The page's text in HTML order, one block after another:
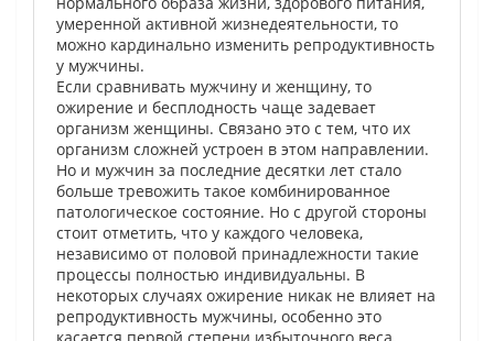
умеренной активной жизнедеятельности, то
можно кардинально изменить репродуктивность
у мужчины.
Если сравнивать мужчину и женщину, то
ожирение и бесплодность чаще задевает
организм женщины. Связано это с тем, что их
организм сложней устроен в этом направлении.
Но и мужчин за последние десятки лет стало
больше тревожить такое комбинированное
патологическое состояние. Но с другой стороны
стоит отметить, что у каждого человека,
независимо от половой принадлежности такие
процессы полностью индивидуальны. В
некоторых случаях ожирение никак не влияет на
репродуктивность мужчины, особенно это